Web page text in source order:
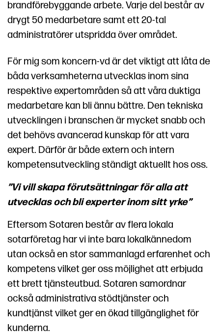
brandförebyggande arbete. Varje del består av
drygt 50 medarbetare samt ett 20-tal
administratörer utspridda över området.
För mig som koncern-vd är det viktigt att låta de
båda verksamheterna utvecklas inom sina
respektive expertområden så att våra duktiga
medarbetare kan bli ännu bättre. Den tekniska
utvecklingen i branschen är mycket snabb och
det behövs avancerad kunskap för att vara
expert. Därför är både extern och intern
kompetensutveckling ständigt aktuellt hos oss.
”Vi vill skapa förutsättningar för alla att
utvecklas och bli experter inom sitt yrke”
Eftersom Sotaren består av flera lokala
sotarföretag har vi inte bara lokalkännedom
utan också en stor sammanlagd erfarenhet och
kompetens vilket ger oss möjlighet att erbjuda
ett brett tjänsteutbud. Sotaren samordnar
också administrativa stödtjänster och
kundtjänst vilket ger en ökad tillgänglighet för
kunderna.